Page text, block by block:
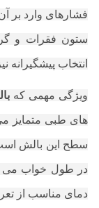
فشارهای وارد بر
ستون فقرات و
انتخاب
ویژگی مهمی که
های طبی متمایز
در طول خواب می
دمای مناسب از